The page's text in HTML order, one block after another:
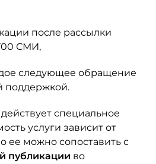
после рассылки
СМИ,
следующее обращение
поддержкой.
специальное
услуги зависит от
ее можно сопоставить с
публикации во